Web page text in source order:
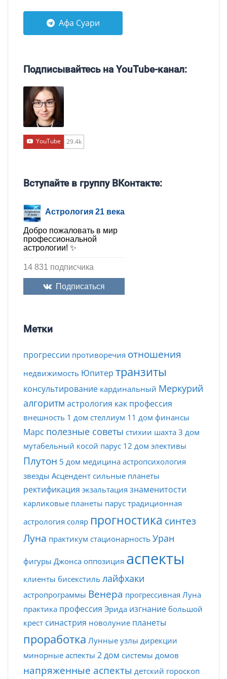
Афа Суари
Подписывайтесь на YouTube-канал:
YouTube 29.4k
Вступайте в группу ВКонтакте:
Астрология 21 века
Добро пожаловать в мир
профессиональной
астрологии! ✨
14 831 подписчика
Подписаться
Метки
прогрессии противоречия отношения
недвижимость Юпитер транзиты
консультирование кардинальный Меркурий
алгоритм астрология как профессия
внешность 1 дом стеллиум 11 дом финансы
Марс полезные советы стихии шахта 3 дом
мутабельный косой парус 12 дом элективы
Плутон 5 дом медицина астропсихология
звезды Асцендент сильные планеты
ректификация экзальтация знаменитости
карликовые планеты парус традиционная
астрология соляр прогностика синтез
Луна практикум стационарность Уран
фигуры Джонса оппозиция аспекты
клиенты бисекстиль лайфхаки
астропрограммы Венера прогрессивная Луна
практика профессия Эрида изгнание большой
крест синастрия новолуние планеты
проработка Лунные узлы дирекции
минорные аспекты 2 дом системы домов
напряженные аспекты детский гороскоп